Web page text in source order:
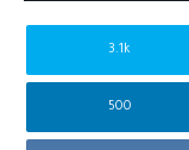
3.1k
500